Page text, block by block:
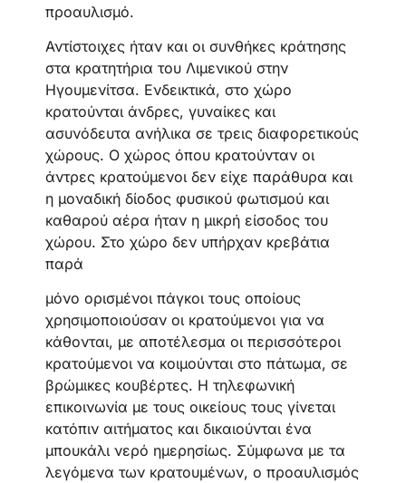
προαυλισμό.
Αντίστοιχες ήταν και οι συνθήκες κράτησης
στα κρατητήρια του Λιμενικού στην
Ηγουμενίτσα. Ενδεικτικά, στο χώρο
κρατούνται άνδρες, γυναίκες και
ασυνόδευτα ανήλικα σε τρεις διαφορετικούς
χώρους. Ο χώρος όπου κρατούνταν οι
άντρες κρατούμενοι δεν είχε παράθυρα και
η μοναδική δίοδος φυσικού φωτισμού και
καθαρού αέρα ήταν η μικρή είσοδος του
χώρου. Στο χώρο δεν υπήρχαν κρεβάτια
παρά
μόνο ορισμένοι πάγκοι τους οποίους
χρησιμοποιούσαν οι κρατούμενοι για να
κάθονται, με αποτέλεσμα οι περισσότεροι
κρατούμενοι να κοιμούνται στο πάτωμα, σε
βρώμικες κουβέρτες. Η τηλεφωνική
επικοινωνία με τους οικείους τους γίνεται
κατόπιν αιτήματος και δικαιούνται ένα
μπουκάλι νερό ημερησίως. Σύμφωνα με τα
λεγόμενα των κρατουμένων, ο προαυλισμός